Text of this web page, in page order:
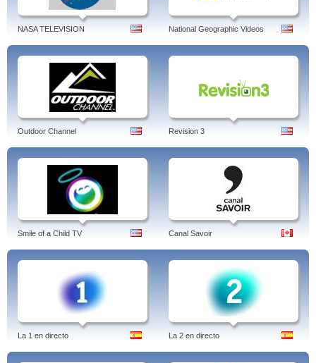
NASA TELEVISION National Geographic Videos
Outdoor Channel Revision 3
Smile of a Child TV Canal Savoir
La 1 en directo La 2 en directo